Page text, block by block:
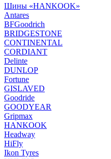
Шины «HANKOOK»
Antares
BFGoodrich
BRIDGESTONE
CONTINENTAL
CORDIANT
Delinte
DUNLOP
Fortune
GISLAVED
Goodride
GOODYEAR
Gripmax
HANKOOK
Headway
HiFly
Ikon Tyres